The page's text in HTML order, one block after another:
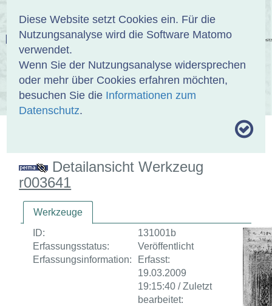
Diese Website setzt Cookies ein. Für die
Nutzungsanalyse wird die Software Matomo
verwendet.
Wenn Sie der Nutzungsanalyse widersprechen
oder mehr über Cookies erfahren möchten,
besuchen Sie die Informationen zum
Datenschutz.
EINBANDDATENBANK
ÜBER UNS SAMMLUNGEN SUCHE
Detailansicht Werkzeug
r003641
Werkzeuge
ID:
131001b
Erfassungsstatus:
Veröffentlicht
Erfassungsinformation:
Erfasst:
19.03.2009
19:15:40 / Zuletzt
bearbeitet: